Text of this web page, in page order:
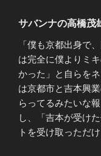
サバンナの高橋茂
「僕も京都出身で
は完全に僕よりミ
かった」と自らを
は京都市と吉本興
らってるみたいな
し、「吉本が受け
トを受け取っただ